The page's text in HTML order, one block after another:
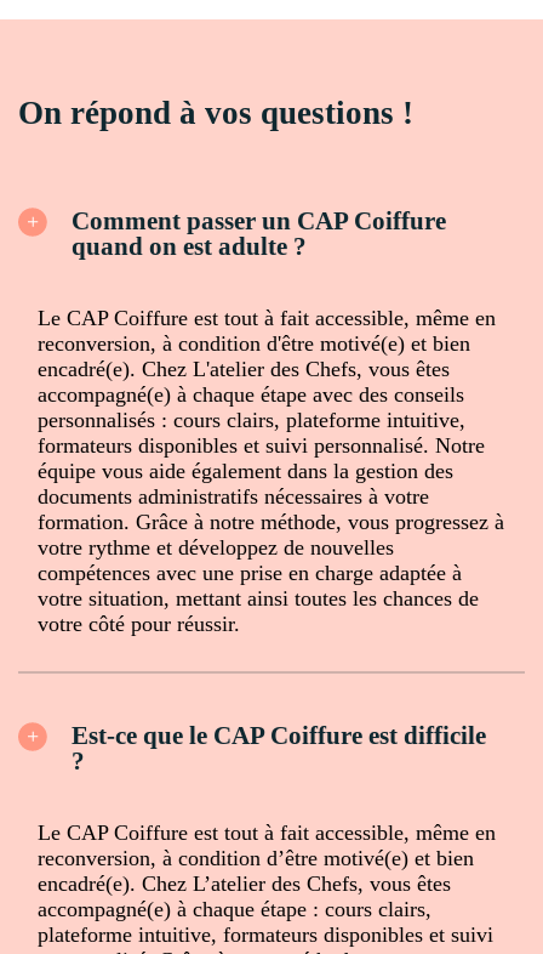
On répond à vos questions !
Comment passer un CAP Coiffure
quand on est adulte ?
Le CAP Coiffure est tout à fait accessible, même en
reconversion, à condition d'être motivé(e) et bien
encadré(e). Chez L'atelier des Chefs, vous êtes
accompagné(e) à chaque étape avec des conseils
personnalisés : cours clairs, plateforme intuitive,
formateurs disponibles et suivi personnalisé. Notre
équipe vous aide également dans la gestion des
documents administratifs nécessaires à votre
formation. Grâce à notre méthode, vous progressez à
votre rythme et développez de nouvelles
compétences avec une prise en charge adaptée à
votre situation, mettant ainsi toutes les chances de
votre côté pour réussir.
Est-ce que le CAP Coiffure est difficile
?
Le CAP Coiffure est tout à fait accessible, même en
reconversion, à condition d’être motivé(e) et bien
encadré(e). Chez L’atelier des Chefs, vous êtes
accompagné(e) à chaque étape : cours clairs,
plateforme intuitive, formateurs disponibles et suivi